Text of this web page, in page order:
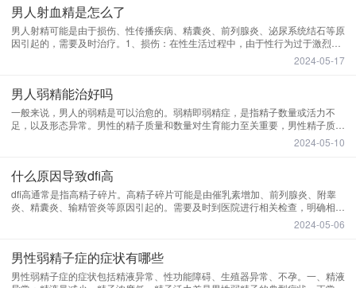
或少精子症。
男人射血精是怎么了
男人射精可能是由于损伤、性传播疾病、精囊炎、前列腺炎、泌尿系统结石等原
因引起的，需要及时治疗。1、损伤：在性生活过程中，由于性行为过于激烈或
不当，可能导致输精管或尿道损伤，导致精液中带血。2、性传播疾病：如非淋
菌性尿道炎、淋病等，也可能导致精液中的血液，些感染通常伴有尿道疼痛、尿
精液中的血液
2024-05-17
男人弱精能治好吗
一般来说，男人的弱精是可以治愈的。弱精即弱精症，是指精子数量或活力不
足，以及形态异常。男性的精子质量和数量对生育能力至关重要，男性精子质量
受遗传、环境、生活习惯等多种因素影响。在治疗弱精症时，首要目标是通过改
善生活习惯和饮食来增加精子的数量和活力，要摄入富含维生素c、e、锌、硒
入。同时，保持
2024-05-10
什么原因导致dfi高
dfi高通常是指高精子碎片。高精子碎片可能是由催乳素增加、前列腺炎、附睾
炎、精囊炎、输精管炎等原因引起的。需要及时到医院进行相关检查，明确相关
原因，选择合理的治疗措施。1、泌乳素增加：如果甲状腺素分泌过多或下丘脑
垂体功能过多，可能会增加泌乳素异常，通常会使精子碎片异常高。建议在医生
激动剂，在一
2024-05-06
男性弱精子症的症状有哪些
男性弱精子症的症状包括精液异常、性功能障碍、生殖器异常、不孕。一、精液